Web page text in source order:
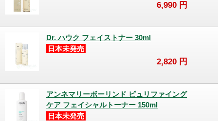
6,990 円
Dr. ハウク フェイストナー 30ml
日本未発売
2,820 円
アンネマリーボーリンド ピュリファイング
ケア フェイシャルトーナー 150ml
日本未発売